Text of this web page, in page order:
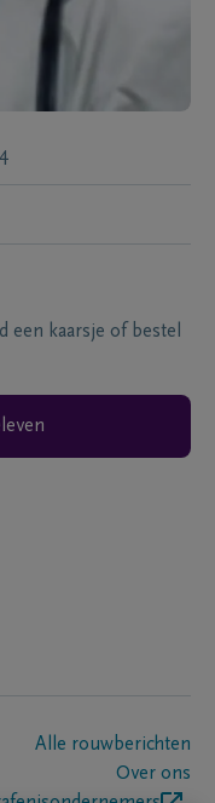
een kaarsje of bestel
Alle rouwberichten
Over ons